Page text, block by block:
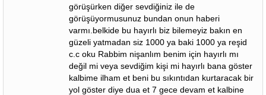
görüşürken diğer sevdiğiniz ile de
görüşüyormusunuz bundan onun haberi
varmı.belkide bu hayırlı biz bilemeyiz bakın en
güzeli yatmadan siz 1000 ya baki 1000 ya reşid
c.c oku Rabbim nişanlım benim için hayırlı mı
değil mi veya sevdiğim kişi mi hayırlı bana göster
kalbime ilham et beni bu sıkıntıdan kurtaracak bir
yol göster diye dua et 7 gece devam et kalbine